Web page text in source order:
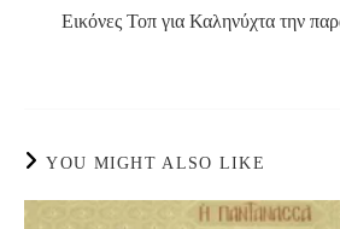
Εικόνες Τοπ για Καληνύχτα την
YOU MIGHT ALSO LIKE